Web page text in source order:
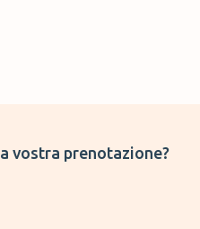
vostra prenotazione?